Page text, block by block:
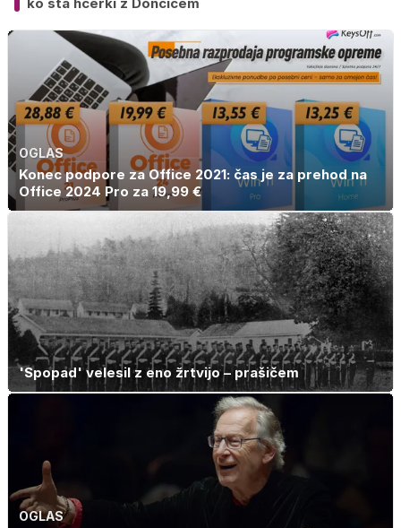
OGLAS
Konec podpore za Office 2021: čas je za prehod na
Office 2024 Pro za 19,99 €
'Spopad' velesil z eno žrtvijo – prašičem
OGLAS